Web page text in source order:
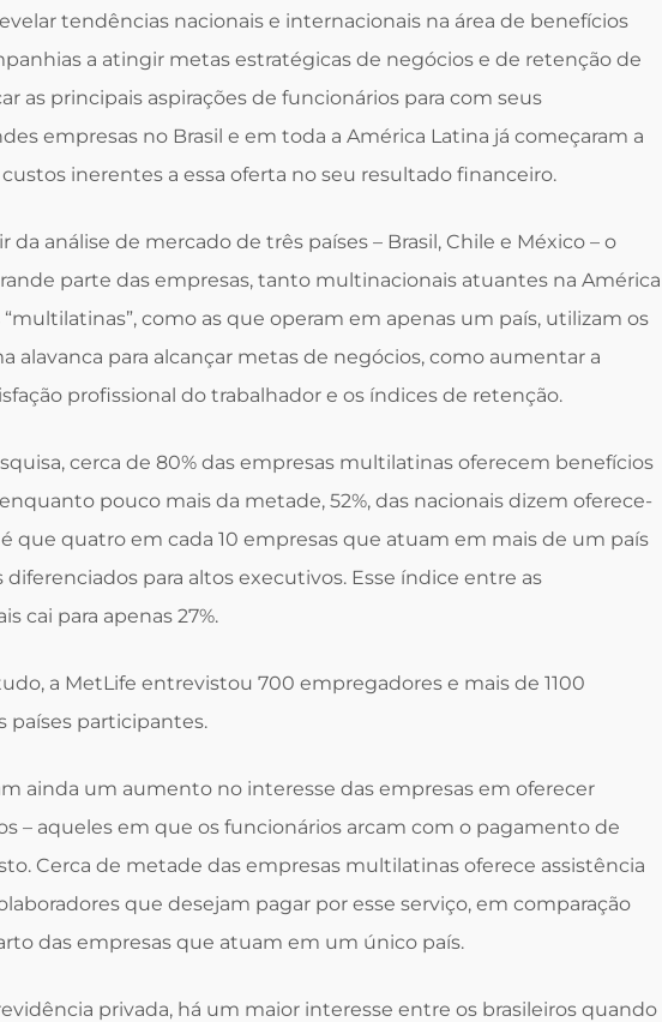
tendências nacionais e internacionais na área de benefícios
a atingir metas estratégicas de negócios e de retenção de
as principais aspirações de funcionários para com seus
empresas no Brasil e em toda a América Latina já começaram a
inerentes a essa oferta no seu resultado financeiro.
da análise de mercado de três países – Brasil, Chile e México – o
parte das empresas, tanto multinacionais atuantes na América
“multilatinas”, como as que operam em apenas um país, utilizam os
alavanca para alcançar metas de negócios, como aumentar a
profissional do trabalhador e os índices de retenção.
cerca de 80% das empresas multilatinas oferecem benefícios
pouco mais da metade, 52%, das nacionais dizem oferece-
que quatro em cada 10 empresas que atuam em mais de um país
para altos executivos. Esse índice entre as
cai para apenas 27%.
a MetLife entrevistou 700 empregadores e mais de 1100
países participantes.
ainda um aumento no interesse das empresas em oferecer
– aqueles em que os funcionários arcam com o pagamento de
Cerca de metade das empresas multilatinas oferece assistência
que desejam pagar por esse serviço, em comparação
das empresas que atuam em um único país.
privada, há um maior interesse entre os brasileiros quando